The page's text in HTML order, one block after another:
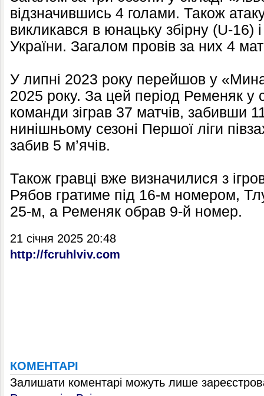
відзначившись 4 голами. Також
викликався в юнацьку збірну (U-16)
України. Загалом провів за них 4
У липні 2023 року перейшов у
2025 року. За цей період Ременяк у
команди зіграв 37 матчів, забивши
нинішньому сезоні Першої ліги
забив 5 м’ячів.
Також гравці вже визначилися з
Рябов гратиме під 16-м номером,
25-м, а Ременяк обрав 9-й номер.
21 січня 2025 20:48
http://fcruhlviv.com
КОМЕНТАРІ
Залишати коментарі можуть лише